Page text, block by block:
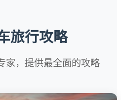
旅行攻略
家，提供最全面的攻略